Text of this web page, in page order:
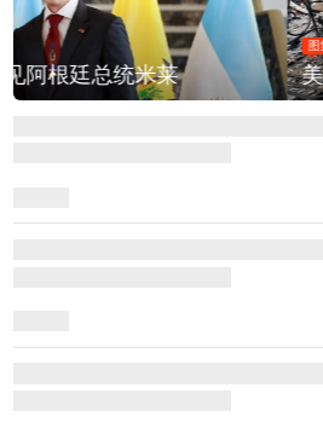
图集
美国斯波坎：野火烧毁700多